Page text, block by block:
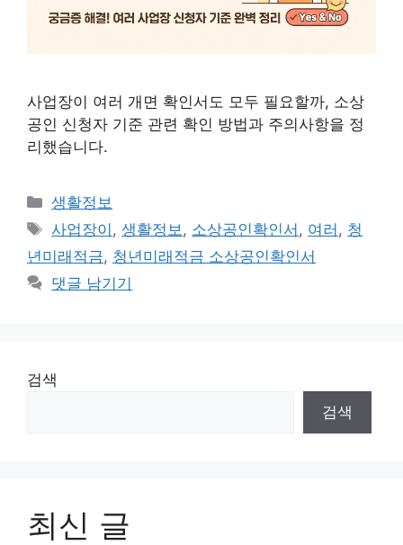
사업장이 여러 개면 확인서도 모두 필요할까, 소상
공인 신청자 기준 관련 확인 방법과 주의사항을 정
리했습니다.
카
테
리
생활정보
태
그
사업장이 ,생활정보, 소상공인확인서 , 여러 , 청
년미래적금, 청년미래적금 소상공인확인서
댓글 남기기
검색
검색
최신 글